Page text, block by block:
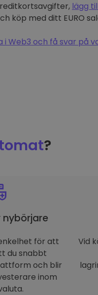
lägg
köp med ditt EURO
i Web3 och få svar på
?
nybörjare
för att
du snabbt
och blir
inom
Vid